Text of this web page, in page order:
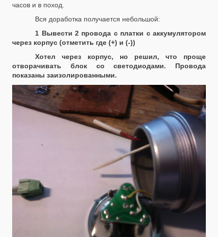
часов и в поход.
Вся доработка получается небольшой:
1 Вывести 2 провода с платки с аккумулятором
через корпус (отметить где (+) и (-))
Хотел через корпус, но решил, что проще
отворачивать блок со светодиодами. Провода
показаны заизолированными.